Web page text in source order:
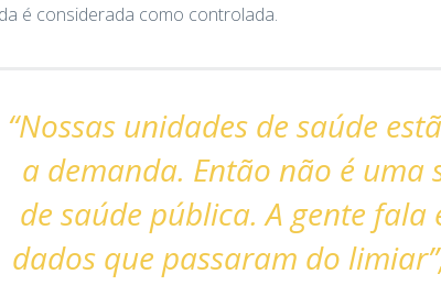
é considerada como controlada.
“Nossas unidades de saúde
a demanda. Então não é uma
de saúde pública. A gente
dados que passaram do